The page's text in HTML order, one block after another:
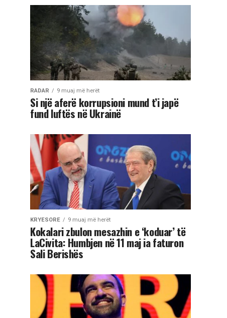
RADAR 9 muaj më herët
Si një aferë korrupsioni mund t’i japë
fund luftës në Ukrainë
KRYESORE 9 muaj më herët
Kokalari zbulon mesazhin e ‘koduar’ të
LaCivita: Humbjen në 11 maj ia faturon
Sali Berishës